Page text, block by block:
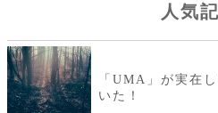
人気
「UMA」が実在
いた！